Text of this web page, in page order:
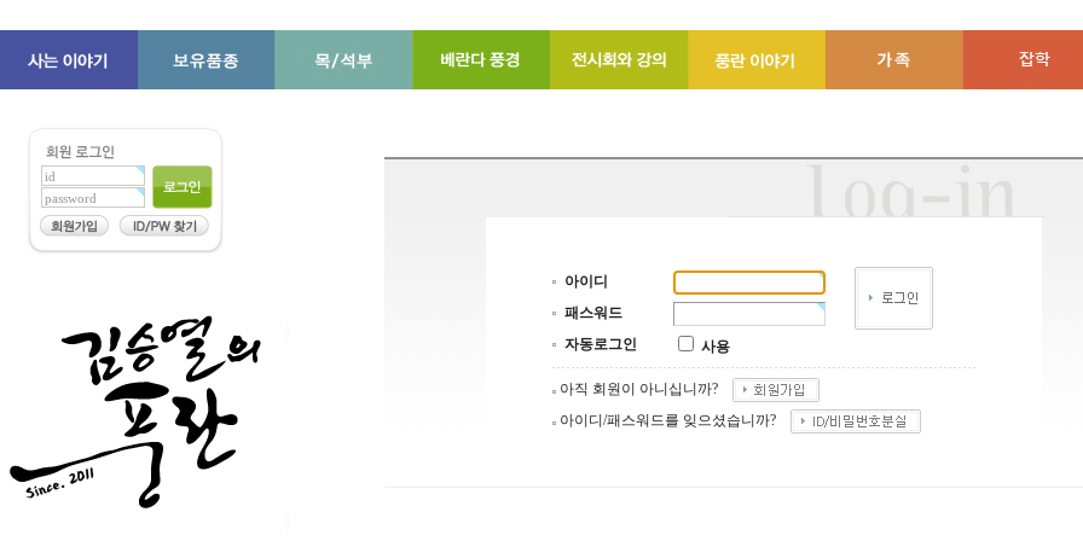
아이디
패스워드
자동로그인
사용
아직 회원이 아니십니까?
아이디/패스워드를 잊으셨습니까?